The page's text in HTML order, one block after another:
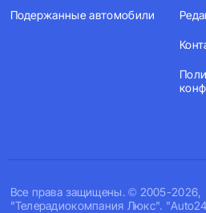
Все права защищены. © 2005-
"Телерадиокомпания Люкс".
Подержанные автомобили